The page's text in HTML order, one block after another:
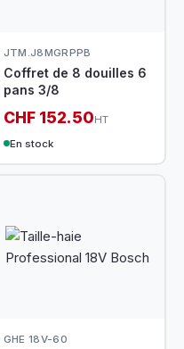
JTM.J8MGRPPB
Coffret de 8 douilles 6
pans 3/8
CHF 152.50HT
En stock
GHE 18V-60